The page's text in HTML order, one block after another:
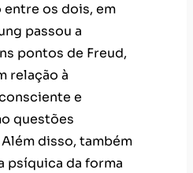
entre os dois, em
passou a
pontos de Freud,
relação à
e
questões
disso, também
psíquica da forma